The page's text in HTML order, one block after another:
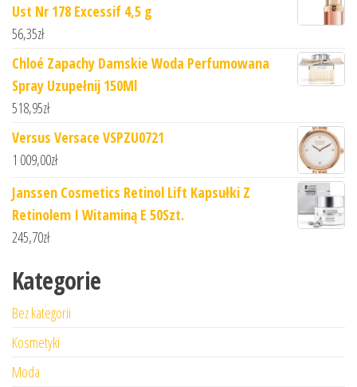
Ust Nr 178 Excessif 4,5 g
56,35zł
Chloé Zapachy Damskie Woda Perfumowana
Spray Uzupełnij 150Ml
518,95zł
Versus Versace VSPZU0721
1 009,00zł
Janssen Cosmetics Retinol Lift Kapsułki Z
Retinolem I Witaminą E 50Szt.
245,70zł
Kategorie
Bez kategorii
Kosmetyki
Moda